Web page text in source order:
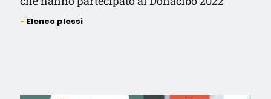
Elenco plessi